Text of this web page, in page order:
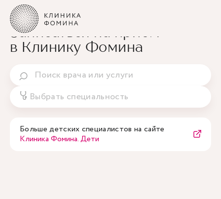
Записаться на приём
в Клинику Фомина
Выбрать специальность
Больше детских специалистов на сайте
Клиника Фомина. Дети